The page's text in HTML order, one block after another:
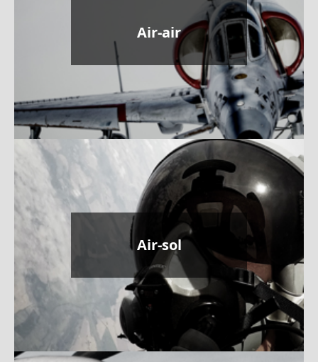
Air-air
Air-sol